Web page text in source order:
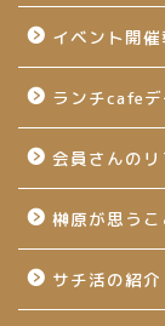
イベント開
ランチcafeデ
会員さんの
榊原が思う
サチ活の紹介